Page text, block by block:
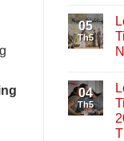
05
Th5
04
Th5